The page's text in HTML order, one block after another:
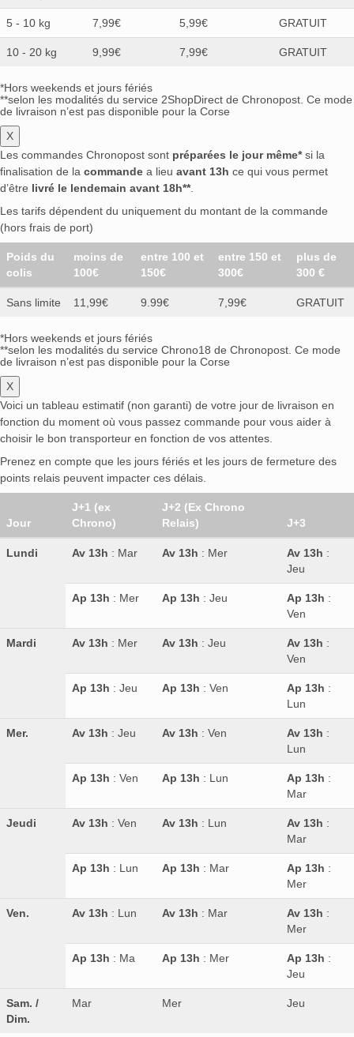
5 - 10 kg 7,99€ 5,99€ GRATUIT
10 - 20 kg 9,99€ 7,99€ GRATUIT
*Hors weekends et jours fériés
**selon les modalités du service 2ShopDirect de Chronopost. Ce mode
de livraison n’est pas disponible pour la Corse
X
Les commandes Chronopost sont préparées le jour même*si la
finalisation de la commande a lieu avant 13h ce qui vous permet
d’être livré le lendemain avant 18h**.
Les tarifs dépendent du uniquement du montant de la commande
(hors frais de port)
Poids du
colis
moins de
100€
entre 100 et
150€
entre 150 et
300€
plus de
300 €
Sans limite 11,99€ 9.99€ 7,99€ GRATUIT
*Hors weekends et jours fériés
**selon les modalités du service Chrono18 de Chronopost. Ce mode
de livraison n’est pas disponible pour la Corse
X
Voici un tableau estimatif (non garanti) de votre jour de livraison en
fonction du moment où vous passez commande pour vous aider à
choisir le bon transporteur en fonction de vos attentes.
Prenez en compte que les jours fériés et les jours de fermeture des
points relais peuvent impacter ces délais.
Jour
J+1 (ex
Chrono)
J+2 (Ex Chrono
Relais)
J+3
Lundi Av 13h : Mar Av 13h : Mer Av 13h :
Jeu
Ap 13h : Mer Ap 13h : Jeu Ap 13h :
Ven
Mardi Av 13h : Mer Av 13h : Jeu Av 13h :
Ven
Ap 13h : Jeu Ap 13h : Ven Ap 13h :
Lun
Mer. Av 13h : Jeu Av 13h : Ven Av 13h :
Lun
Ap 13h : Ven Ap 13h : Lun Ap 13h :
Mar
Jeudi Av 13h : Ven Av 13h : Lun Av 13h :
Mar
Ap 13h : Lun Ap 13h : Mar Ap 13h :
Mer
Ven. Av 13h : Lun Av 13h : Mar Av 13h :
Mer
Ap 13h : Ma Ap 13h : Mer Ap 13h :
Jeu
Sam. /
Dim.
Mar Mer Jeu